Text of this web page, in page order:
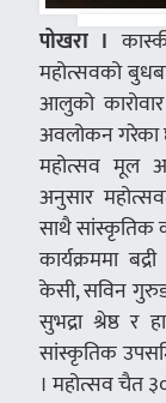
पोखरा ।
महोत्सवको
आलुको
अवलोकन गरेका
महोत्सव मूल
अनुसार
साथै सांस्कृतिक
कार्यक्रममा
केसी, सविन गुरुङ,
सुभद्रा श्रेष्ठ र
सांस्कृतिक
। महोत्सव चैत